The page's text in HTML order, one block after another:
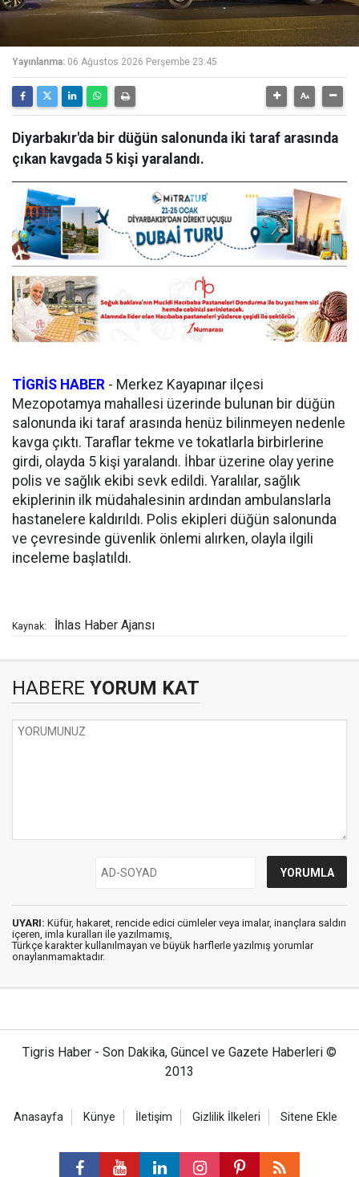
Yayınlanma: 06 Ağustos 2026 Perşembe 23:45
Diyarbakır'da bir düğün salonunda iki taraf arasında
çıkan kavgada 5 kişi yaralandı.
TİGRİS HABER - Merkez Kayapınar ilçesi
Mezopotamya mahallesi üzerinde bulunan bir düğün
salonunda iki taraf arasında henüz bilinmeyen nedenle
kavga çıktı. Taraflar tekme ve tokatlarla birbirlerine
girdi, olayda 5 kişi yaralandı. İhbar üzerine olay yerine
polis ve sağlık ekibi sevk edildi. Yaralılar, sağlık
ekiplerinin ilk müdahalesinin ardından ambulanslarla
hastanelere kaldırıldı. Polis ekipleri düğün salonunda
ve çevresinde güvenlik önlemi alırken, olayla ilgili
inceleme başlatıldı.
Kaynak: İhlas Haber Ajansı
HABERE YORUM KAT
UYARI: Küfür, hakaret, rencide edici cümleler veya imalar, inançlara saldırı
içeren, imla kuralları ile yazılmamış,
Türkçe karakter kullanılmayan ve büyük harflerle yazılmış yorumlar
onaylanmamaktadır.
Tigris Haber - Son Dakika, Güncel ve Gazete Haberleri ©
2013
Anasayfa Künye İletişim Gizlilik İlkeleri Sitene Ekle